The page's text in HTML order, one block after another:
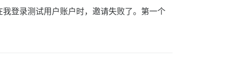
登录测试用户账户时，邀请失败了。第一个